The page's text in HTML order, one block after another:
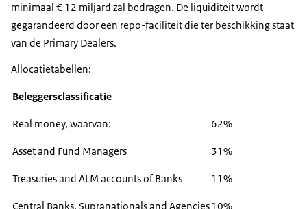
minimaal € 12 miljard zal bedragen. De liquiditeit wordt
gegarandeerd door een repo-faciliteit die ter beschikking staat
van de Primary Dealers.
Allocatietabellen:
Beleggersclassificatie
Real money, waarvan: 62%
Asset and Fund Managers 31%
Treasuries and ALM accounts of Banks 11%
Central Banks, Supranationals and Agencies10%